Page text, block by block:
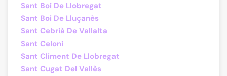
Sant Boi De Llobregat
Sant Boi De Lluçanès
Sant Cebrià De Vallalta
Sant Celoni
Sant Climent De Llobregat
Sant Cugat Del Vallès